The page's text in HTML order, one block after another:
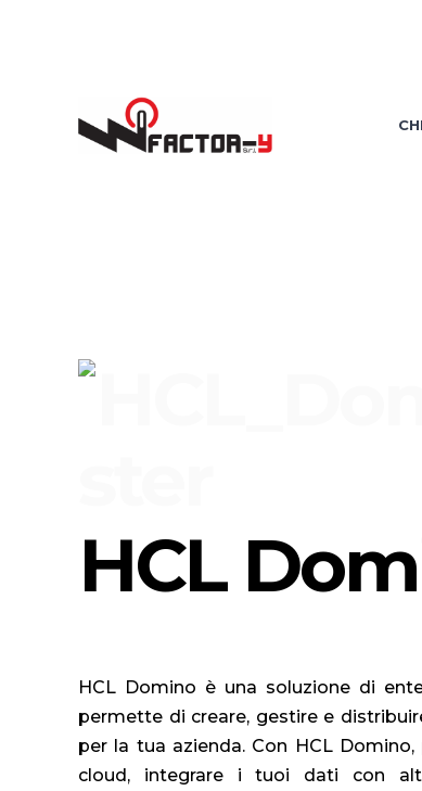
HCL
HCL Domino è una soluzione di
permette di creare, gestire e
per la tua azienda. Con HCL
cloud, integrare i tuoi dati con